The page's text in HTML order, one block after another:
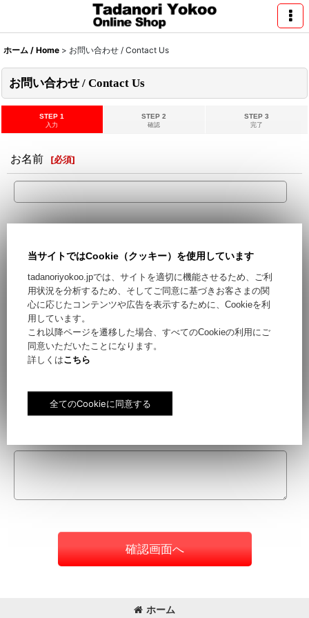
ホーム / Home > お問い合わせ / Contact Us
お問い合わせ / Contact Us
STEP 1
入力
STEP 2
確認
STEP 3
完了
お名前 [必須]
Hotmail,Yahooなどのフリーメールをご利用の場合、迷惑メー
ルとして処理される可能性がございます。フリーメール以外の
ご登録をお勧めします。
件名 [ 必須]
確認画面へ
ホーム
当サイトではCookie（クッキー）を使用しています
tadanoriyokoo.jpでは、サイトを適切に機能させるため、ご利
用状況を分析するため、そしてご同意に基づきお客さまの関
心に応じたコンテンツや広告を表示するために、Cookieを利
用しています。
これ以降ページを遷移した場合、すべてのCookieの利用にご
同意いただいたことになります。
詳しくはこちら